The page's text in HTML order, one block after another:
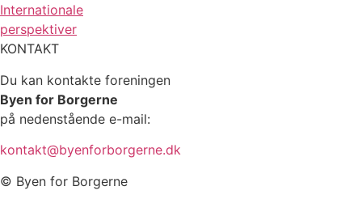
Internationale
perspektiver
KONTAKT
Du kan kontakte foreningen
Byen for Borgerne
på nedenstående e-mail:
kontakt@byenforborgerne.dk
© Byen for Borgerne